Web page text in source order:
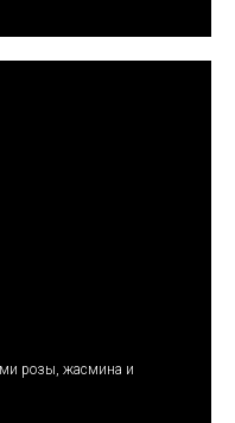
розы, жасмина и